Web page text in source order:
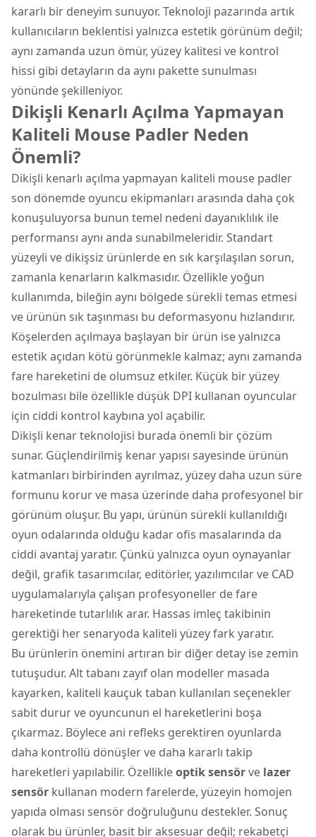
kararlı bir deneyim sunuyor. Teknoloji pazarında artık
kullanıcıların beklentisi yalnızca estetik görünüm değil;
aynı zamanda uzun ömür, yüzey kalitesi ve kontrol
hissi gibi detayların da aynı pakette sunulması
yönünde şekilleniyor.
Dikişli Kenarlı Açılma Yapmayan
Kaliteli Mouse Padler Neden
Önemli?
Dikişli kenarlı açılma yapmayan kaliteli mouse padler
son dönemde oyuncu ekipmanları arasında daha çok
konuşuluyorsa bunun temel nedeni dayanıklılık ile
performansı aynı anda sunabilmeleridir. Standart
yüzeyli ve dikişsiz ürünlerde en sık karşılaşılan sorun,
zamanla kenarların kalkmasıdır. Özellikle yoğun
kullanımda, bileğin aynı bölgede sürekli temas etmesi
ve ürünün sık taşınması bu deformasyonu hızlandırır.
Köşelerden açılmaya başlayan bir ürün ise yalnızca
estetik açıdan kötü görünmekle kalmaz; aynı zamanda
fare hareketini de olumsuz etkiler. Küçük bir yüzey
bozulması bile özellikle düşük DPI kullanan oyuncular
için ciddi kontrol kaybına yol açabilir.
Dikişli kenar teknolojisi burada önemli bir çözüm
sunar. Güçlendirilmiş kenar yapısı sayesinde ürünün
katmanları birbirinden ayrılmaz, yüzey daha uzun süre
formunu korur ve masa üzerinde daha profesyonel bir
görünüm oluşur. Bu yapı, ürünün sürekli kullanıldığı
oyun odalarında olduğu kadar ofis masalarında da
ciddi avantaj yaratır. Çünkü yalnızca oyun oynayanlar
değil, grafik tasarımcılar, editörler, yazılımcılar ve CAD
uygulamalarıyla çalışan profesyoneller de fare
hareketinde tutarlılık arar. Hassas imleç takibinin
gerektiği her senaryoda kaliteli yüzey fark yaratır.
Bu ürünlerin önemini artıran bir diğer detay ise zemin
tutuşudur. Alt tabanı zayıf olan modeller masada
kayarken, kaliteli kauçuk taban kullanılan seçenekler
sabit durur ve oyuncunun el hareketlerini boşa
çıkarmaz. Böylece ani refleks gerektiren oyunlarda
daha kontrollü dönüşler ve daha kararlı takip
hareketleri yapılabilir. Özellikleoptik sensörve lazer
sensör kullanan modern farelerde, yüzeyin homojen
yapıda olması sensör doğruluğunu destekler. Sonuç
olarak bu ürünler, basit bir aksesuar değil; rekabetçi